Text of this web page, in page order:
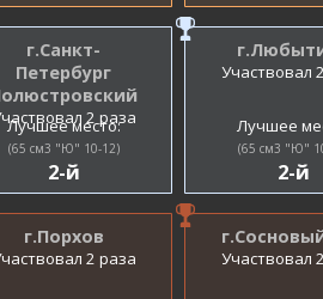
г.Санкт-
Петербург
2 раза
Лучшее место:
(65 см3 "Ю" 10-12)
2-й
Участвовал
Лучшее
(65 см3 "Ю"
2-й
г.Порхов
2 раза Участвовал